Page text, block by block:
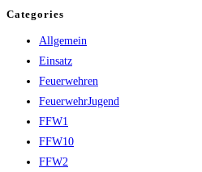
Categories
Allgemein
Einsatz
Feuerwehren
FeuerwehrJugend
FFW1
FFW10
FFW2